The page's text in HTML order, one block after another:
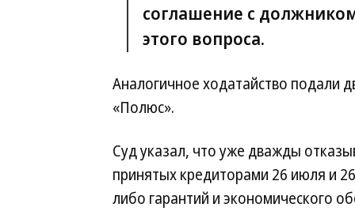
соглашение с
этого вопроса.
Аналогичное ходатайство подали
«Полюс».
Суд указал, что уже дважды
принятых кредиторами 26 июля и
либо гарантий и экономического